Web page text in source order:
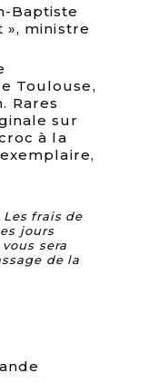
Baptiste
», ministre
Toulouse,
Rares
sur
à la
frais de
jours
sera
de la